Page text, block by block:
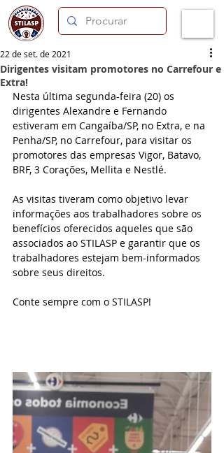
Dirigentes visitam promotores no Carrefour e
Extra!
22 de set. de 2021
Nesta última segunda-feira (20) os
dirigentes Alexandre e Fernando
estiveram em Cangaíba/SP, no Extra, e na
Penha/SP, no Carrefour, para visitar os
promotores das empresas Vigor, Batavo,
BRF, 3 Corações, Mellita e Nestlé.
As visitas tiveram como objetivo levar
informações aos trabalhadores sobre os
benefícios oferecidos aqueles que são
associados ao STILASP e garantir que os
trabalhadores estejam bem-informados
sobre seus direitos.
Conte sempre com o STILASP!